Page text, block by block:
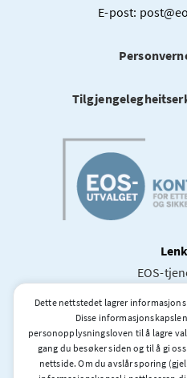
E-post:
EOS-
Utenlandske
Laget
Dette nettstedet lagrer
Disse
personopplysningsloven til å lagre
gang du besøker siden og til å gi
nettside. Om du avslår sporing